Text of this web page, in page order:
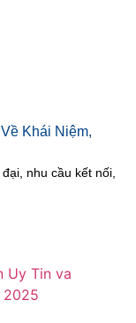
Khái Niệm,
nhu cầu kết nối,